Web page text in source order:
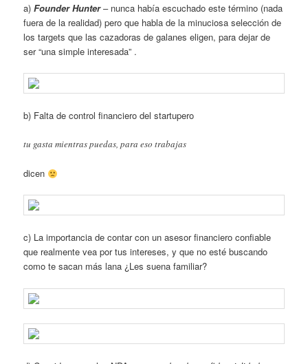
a)Founder Hunter– nunca había escuchado este término (nada
fuera de la realidad) pero que habla de la minuciosa selección de
los targets que las cazadoras de galanes eligen, para dejar de
ser “una simple interesada” .
b) Falta de control financiero del startupero
tu gasta mientras puedas, para eso trabajas
dicen
c) La importancia de contar con un asesor financiero confiable
que realmente vea por tus intereses, y que no esté buscando
como te sacan más lana ¿Les suena familiar?